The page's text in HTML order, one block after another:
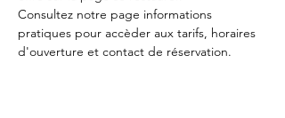
Consultez notre page informations
pratiques pour accèder aux tarifs, horaires
d'ouverture et contact de réservation.